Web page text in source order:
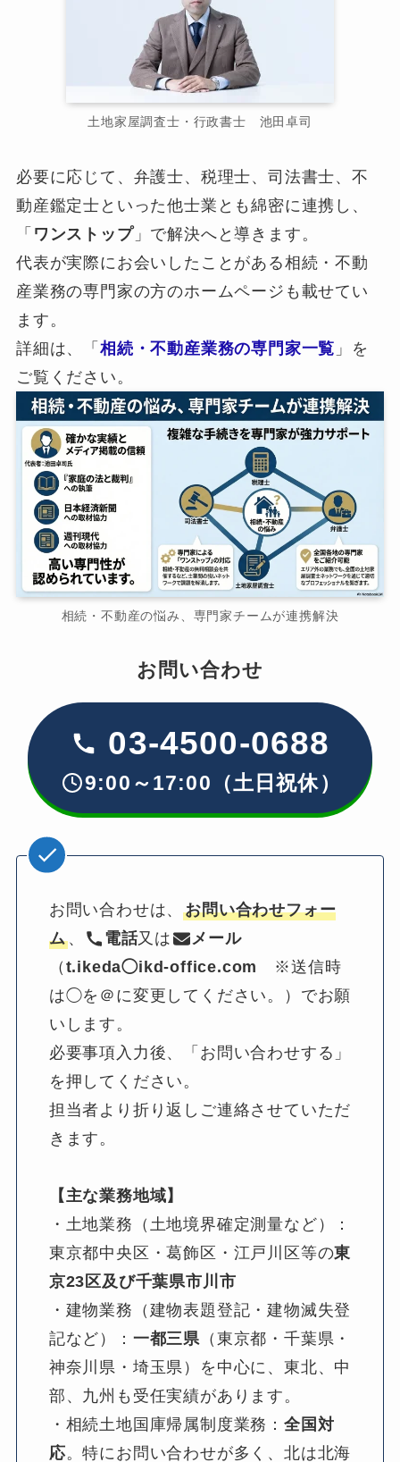
土地家屋調査士・行政書士 池田卓司
必要に応じて、弁護士、税理士、司法書士、不
動産鑑定士といった他士業とも綿密に連携し、
「 ワンストップ」で解決へと導きます。
代表が実際にお会いしたことがある相続・不動
産業務の専門家の方のホームページも載せてい
ます。
詳細は、「 相続・不動産業務の専門家一覧 」を
ご覧ください。
相続・不動産の悩み、専門家チームが連携解決
お問い合わせ
03-4500-0688
9:00～17:00（土日祝休）
お問い合わせは、お問い合わせフォー
ム、 電話又は
メール
（ t.ikeda◯ikd-office.com
※送信時
は◯を＠に変更してください。）でお願
いします。
必要事項入力後、「お問い合わせする」
を押してください。
担当者より折り返しご連絡させていただ
きます。
【主な業務地域】
・土地業務（土地境界確定測量など）：
東京都中央区・葛飾区・江戸川区等の東
京23区及び千葉県市川市
・建物業務（建物表題登記・建物滅失登
記など）： 一都三県 （東京都・千葉県・
神奈川県・埼玉県）を中心に、東北、中
部、九州も受任実績があります。
・相続土地国庫帰属制度業務：全国対
応。特にお問い合わせが多く、北は北海